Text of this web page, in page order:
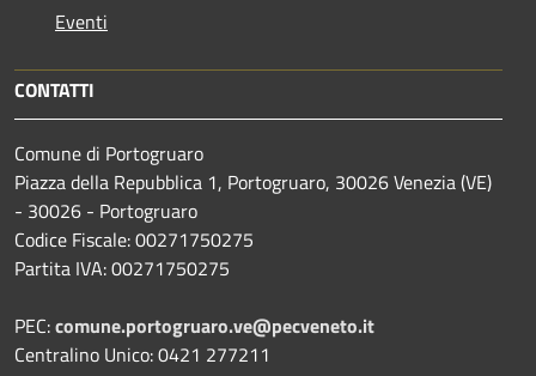
Eventi
CONTATTI
Comune di Portogruaro
Piazza della Repubblica 1, Portogruaro, 30026 Venezia (VE)
- 30026 - Portogruaro
Codice Fiscale: 00271750275
Partita IVA: 00271750275
PEC:comune.portogruaro.ve@pecveneto.it
Centralino Unico: 0421 277211